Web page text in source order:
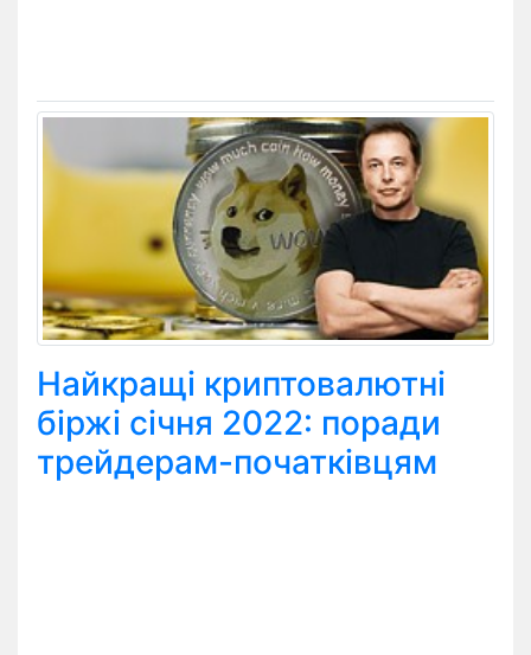
Найкращі криптовалютні
біржі січня 2022: поради
трейдерам-початківцям